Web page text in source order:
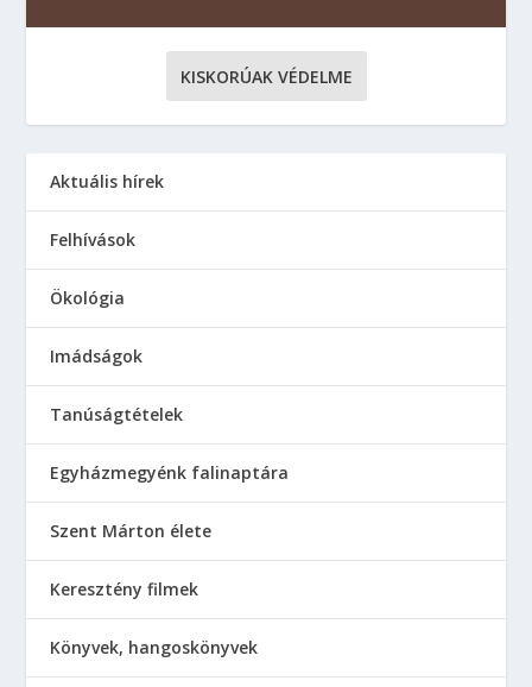
KISKORÚAK VÉDELME
Aktuális hírek
Felhívások
Ökológia
Imádságok
Tanúságtételek
Egyházmegyénk falinaptára
Szent Márton élete
Keresztény filmek
Könyvek, hangoskönyvek